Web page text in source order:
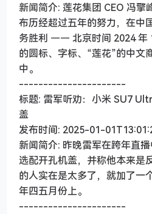
新闻简介: 莲花集团 CEO 冯擎
布历经超过五年的努力，在中
务胜利 —— 北京时间 2024 年
的圆标、字标、“莲花”的中文
中。
----------------------
标题: 雷军听劝：小米 SU7
盖
发布时间: 2025-01-
新闻简介: 昨晚雷军在跨年直
选配开孔机盖，并称他本来是
的人实在是太多了，就加了一
年四五月份上。
----------------------